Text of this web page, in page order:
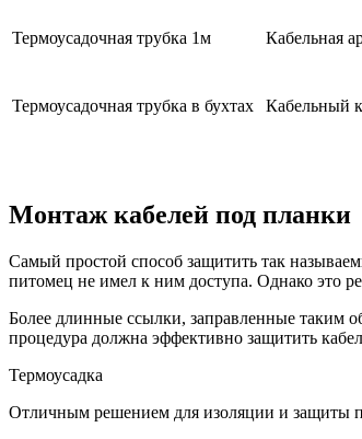
Термоусадочная трубка 1м Кабельная
Термоусадочная трубка в бухтах Кабельный
Монтаж кабелей под планки
Самый простой способ защитить так
питомец не имел к ним доступа. Однако это
Более длинные ссылки, заправленные таким
процедура должна эффективно защитить
Термоусадка
Отличным решением для изоляции и защиты